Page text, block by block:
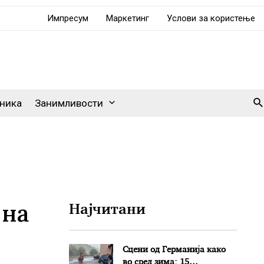
Импресум Маркетинг Услови за користење
Занимливости
Најчитани
Сцени од Германија како
во сред зима: 15